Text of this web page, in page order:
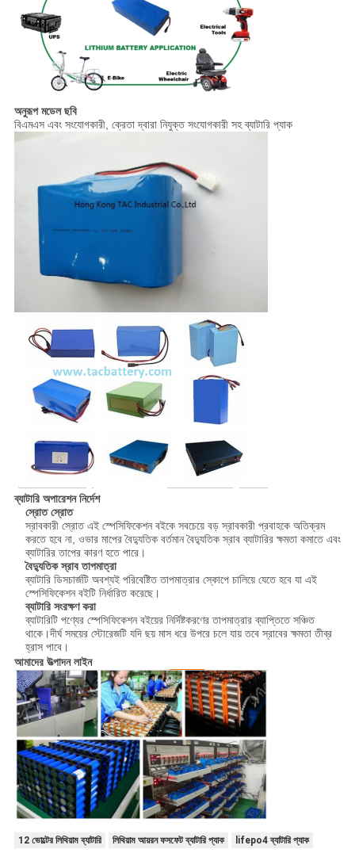
অনুরূপ মডেল ছবি
বিএমএস এবং সংযোগকারী, ক্রেতা দ্বারা নিযুক্ত সংযোগকারী সহ ব্যাটারি প্যাক
ব্যাটারি অপারেশন নির্দেশ
স্রোত স্রোত
স্রাবকারী স্রোত এই স্পেসিফিকেশন বইকে সবচেয়ে বড় স্রাবকারী প্রবাহকে অতিক্রম
করতে হবে না, ওভার মাপের বৈদ্যুতিক বর্তমান বৈদ্যুতিক স্রাব ব্যাটারির ক্ষমতা কমাতে এবং
ব্যাটারির তাপের কারণ হতে পারে।
বৈদ্যুতিক স্রাব তাপমাত্রা
ব্যাটারি ডিসচার্জটি অবশ্যই পরিবেষ্টিত তাপমাত্রার স্কোপে চালিয়ে যেতে হবে যা এই
স্পেসিফিকেশন বইটি নির্ধারিত করেছে।
ব্যাটারি সংরক্ষণ করা
ব্যাটারিটি পণ্যের স্পেসিফিকেশন বইয়ের নির্দিষ্টকরণের তাপমাত্রার ব্যাপ্তিতে সঞ্চিত
থাকে।দীর্ঘ সময়ের স্টোরেজটি যদি ছয় মাস ধরে উপরে চলে যায় তবে স্রাবের ক্ষমতা তীব্র
হ্রাস পাবে।
আমাদের উত্পাদন লাইন
12 ভোল্টের লিথিয়াম ব্যাটারি লিথিয়াম আয়রন ফসফেট ব্যাটারি প্যাক lifepo4 ব্যাটারি প্যাক